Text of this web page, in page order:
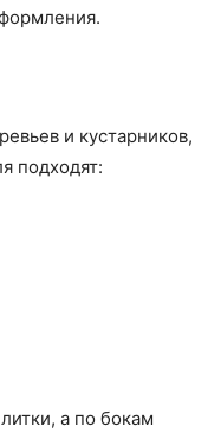
и кустарников,
подходят:
а по бокам